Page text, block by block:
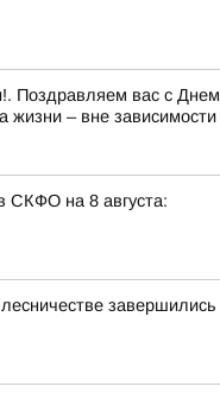
Поздравляем вас с
жизни – вне
СКФО на 8 августа: